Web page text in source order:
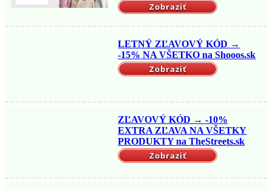
Zobraziť
LETNÝ ZĽAVOVÝ KÓD →
-15% NA VŠETKO na Shooos.sk
Zobraziť
ZĽAVOVÝ KÓD → -10%
EXTRA ZĽAVA NA VŠETKY
PRODUKTY na TheStreets.sk
Zobraziť